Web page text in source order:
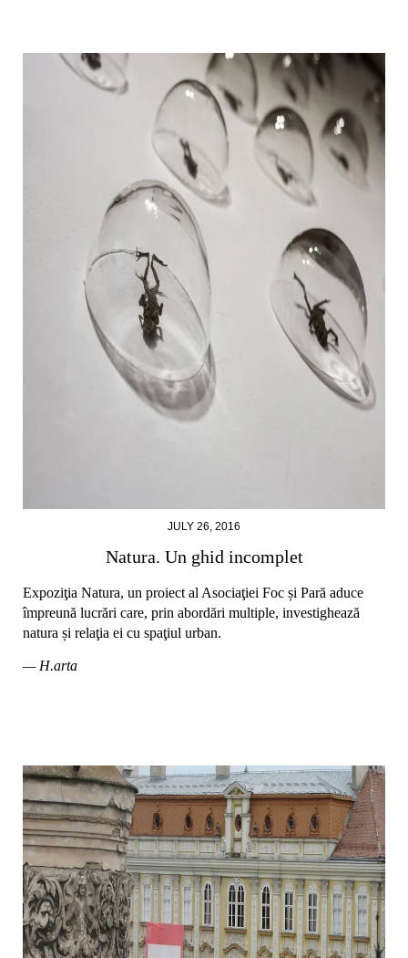
JULY 26, 2016
Natura. Un ghid incomplet
Expoziţia Natura, un proiect al Asociaţiei Foc și Pară aduce
împreună lucrări care, prin abordări multiple, investighează
natura și relaţia ei cu spaţiul urban.
— H.arta